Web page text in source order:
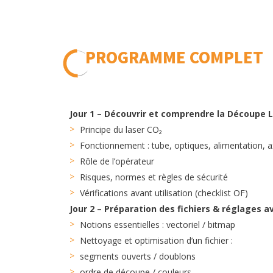
PROGRAMME COMPLET
Jour 1 – Découvrir et comprendre la Découpe
Principe du laser CO₂
Fonctionnement : tube, optiques, alimentation,
Rôle de l’opérateur
Risques, normes et règles de sécurité
Vérifications avant utilisation (checklist OF)
Jour 2 – Préparation des fichiers & réglages
Notions essentielles : vectoriel / bitmap
Nettoyage et optimisation d’un fichier :
segments ouverts / doublons